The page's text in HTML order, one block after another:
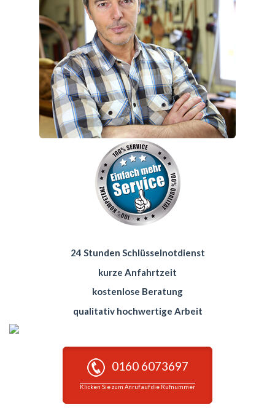
24 Stunden Schlüsselnotdienst
kurze Anfahrtzeit
kostenlose Beratung
qualitativ hochwertige Arbeit
0160 6073697
Klicken Sie zum Anruf auf die Rufnummer